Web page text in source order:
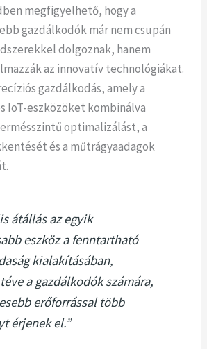
megfigyelhető, hogy a
gazdálkodók már nem csupán
dolgoznak, hanem
az innovatív technológiákat.
gazdálkodás, amely a
IoT-eszközöket kombinálva
optimalizálást, a
és a műtrágyaadagok
átállás az egyik
eszköz a fenntartható
kialakításában,
a gazdálkodók számára,
erőforrással több
érjenek el.”